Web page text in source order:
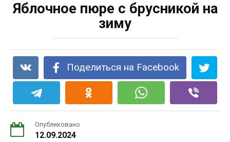
Яблочное пюре с брусникой на
зиму
Поделиться на Facebook
Опубликовано
12.09.2024